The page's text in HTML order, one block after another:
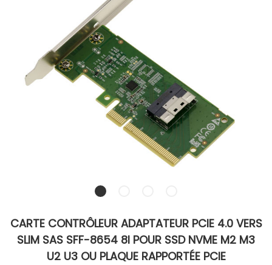
CARTE CONTRÔLEUR ADAPTATEUR PCIE 4.0 VERS
SLIM SAS SFF-8654 8I POUR SSD NVME M2 M3
U2 U3 OU PLAQUE RAPPORTÉE PCIE